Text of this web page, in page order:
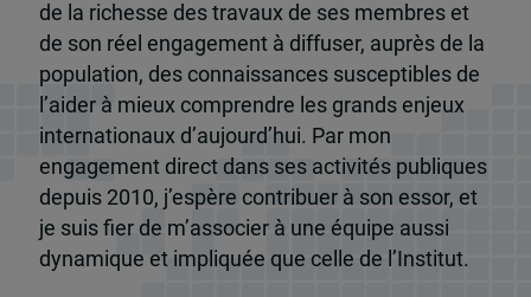
de la richesse des travaux de ses membres et
de son réel engagement à diffuser, auprès de la
population, des connaissances susceptibles de
l’aider à mieux comprendre les grands enjeux
internationaux d’aujourd’hui. Par mon
engagement direct dans ses activités publiques
depuis 2010, j’espère contribuer à son essor, et
je suis fier de m’associer à une équipe aussi
dynamique et impliquée que celle de l’Institut.